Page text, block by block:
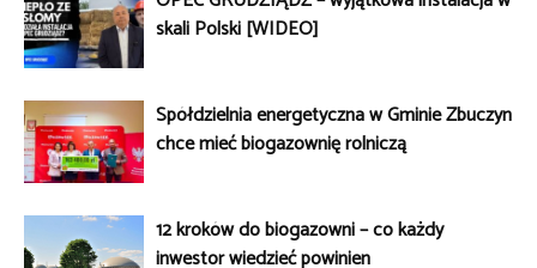
skali Polski [WIDEO]
Spółdzielnia energetyczna w Gminie Zbuczyn
chce mieć biogazownię rolniczą
12 kroków do biogazowni – co każdy
inwestor wiedzieć powinien